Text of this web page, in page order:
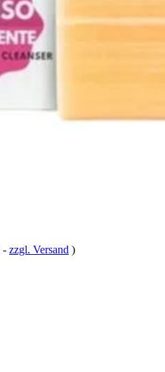
- zzgl. Versand )